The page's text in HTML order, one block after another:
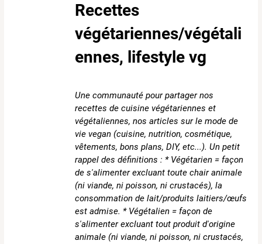
Recettes
végétariennes/végétali
ennes, lifestyle vg
Une communauté pour partager nos
recettes de cuisine végétariennes et
végétaliennes, nos articles sur le mode de
vie vegan (cuisine, nutrition, cosmétique,
vêtements, bons plans, DIY, etc...). Un petit
rappel des définitions : * Végétarien = façon
de s'alimenter excluant toute chair animale
(ni viande, ni poisson, ni crustacés), la
consommation de lait/produits laitiers/œufs
est admise. * Végétalien = façon de
s'alimenter excluant tout produit d'origine
animale (ni viande, ni poisson, ni crustacés,